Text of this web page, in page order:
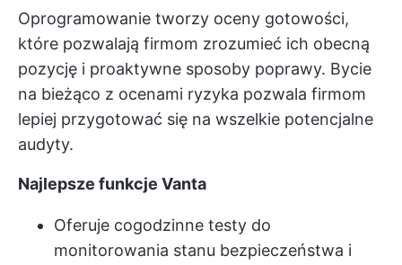
Oprogramowanie tworzy oceny gotowości,
które pozwalają firmom zrozumieć ich obecną
pozycję i proaktywne sposoby poprawy. Bycie
na bieżąco z ocenami ryzyka pozwala firmom
lepiej przygotować się na wszelkie potencjalne
audyty.
Najlepsze funkcje Vanta
Oferuje cogodzinne testy do
monitorowania stanu bezpieczeństwa i